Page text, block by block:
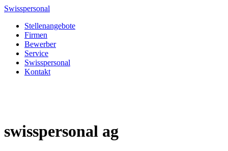
Swisspersonal
Stellenangebote
Firmen
Bewerber
Service
Swisspersonal
Kontakt
swisspersonal ag